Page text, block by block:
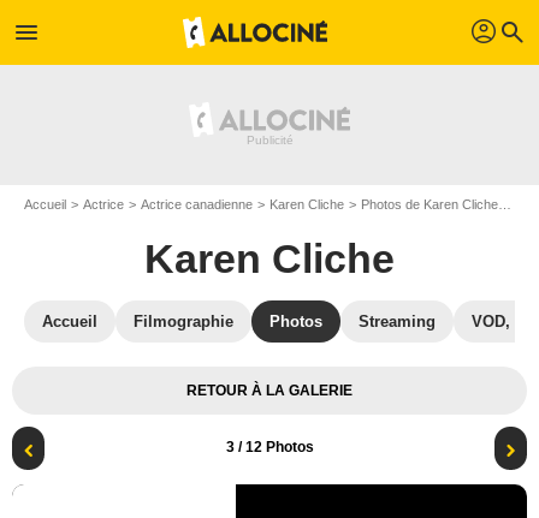
menu profil search
Accueil Actrice Actrice canadienne Karen Cliche Photos de Karen Cliche
Karen Cliche
Accueil Filmographie Photos Streaming VOD,
RETOUR À LA GALERIE
3/ 12 Photos